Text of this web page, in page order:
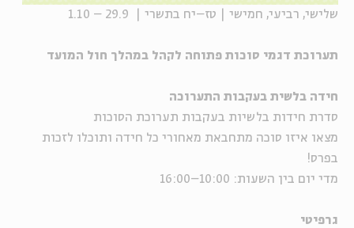
שלישי, רביעי, חמישי | טז–יח בתשרי | 29.9 – 1.10
תערוכת דגמי סוכות פתוחה לקהל במהלך חול המועד
חידה בלשית בעקבות התערוכה
סדרת חידות בלשיות בעקבות תערוכת הסוכות
מצאו איזו סוכה מתחבאת מאחורי כל חידה ותוכלו לזכות
בפרס!
מדי יום בין השעות: 10:00–16:00
גרפיטי